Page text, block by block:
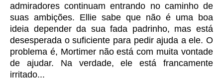
admiradores continuam entrando no caminho de
suas ambições. Ellie sabe que não é uma boa
ideia depender da sua fada padrinho, mas está
desesperada o suficiente para pedir ajuda a ele. O
problema é, Mortimer não está com muita vontade
de ajudar. Na verdade, ele está francamente
irritado...